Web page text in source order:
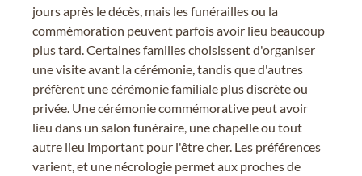
jours après le décès, mais les funérailles ou la
commémoration peuvent parfois avoir lieu beaucoup
plus tard. Certaines familles choisissent d'organiser
une visite avant la cérémonie, tandis que d'autres
préfèrent une cérémonie familiale plus discrète ou
privée. Une cérémonie commémorative peut avoir
lieu dans un salon funéraire, une chapelle ou tout
autre lieu important pour l'être cher. Les préférences
varient, et une nécrologie permet aux proches de